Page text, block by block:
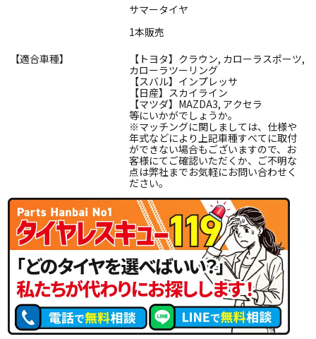
サマータイヤ
1本販売
【適合車種】
【トヨタ】クラウン, カローラスポーツ,
カローラツーリング
【スバル】インプレッサ
【日産】スカイライン
【マツダ】MAZDA3, アクセラ
等にいかがでしょうか。
※マッチングに関しましては、仕様や
年式などにより上記車種すべてに取付
ができない場合もございますので、お
客様にてご確認いただくか、ご不明な
点は弊社までお気軽にお問い合わせく
ださい。